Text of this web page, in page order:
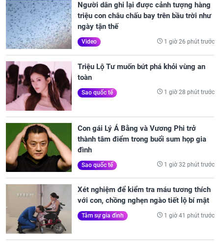
Người dân ghi lại được cảnh tượng hàng
triệu con châu chấu bay trên bầu trời như
ngày tận thế
Video 1 giờ 26 phút trước
Triệu Lộ Tư muốn bứt phá khỏi vùng an
toàn
Sao quốc tế 1 giờ 28 phút trước
Con gái Lý Á Bằng và Vương Phi trở
thành tâm điểm trong buổi sum họp gia
đình
Sao quốc tế 1 giờ 32 phút trước
Xét nghiệm để kiểm tra máu tương thích
với con, chồng nghẹn ngào tiết lộ bí mật
Tâm sự gia đình 1 giờ 41 phút trước